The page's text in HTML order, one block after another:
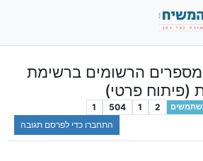
הרשומים ברשימת
(פיתוח פרטי)
2
1
504
1
התחברו כדי לפרסם תגובה